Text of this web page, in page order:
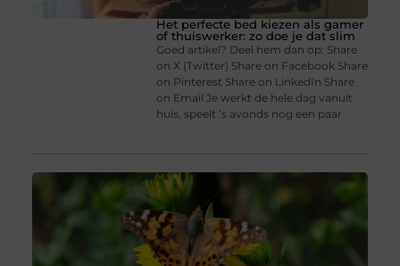
Het perfecte bed kiezen als gamer
of thuiswerker: zo doe je dat slim
Goed artikel? Deel hem dan op: Share
on X (Twitter) Share on Facebook Share
on Pinterest Share on LinkedIn Share
on Email Je werkt de hele dag vanuit
huis, speelt ’s avonds nog een paar